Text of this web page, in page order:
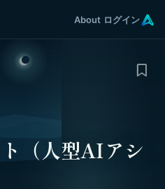
About ログイン
（人型AIアシ